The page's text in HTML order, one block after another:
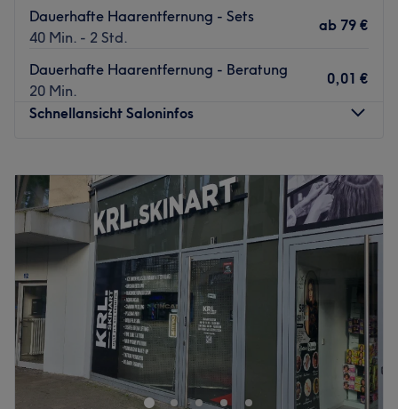
Dauerhafte Haarentfernung - Sets
40 Min. - 2 Std.
ab 79 €
Dauerhafte Haarentfernung - Beratung
20 Min.
0,01 €
Schnellansicht Saloninfos
Dienstag
10:00–18:00
Mittwoch
10:00–18:00
Donnerstag
10:00–18:00
Freitag
10:00–18:00
Samstag
10:00
Sonntag
Geschlossen
Willkommen bei slaser Köln – Wiener Platz.
In moderner und entspannter Atmosphäre erwartet dich
ein professionelles Beauty- und Laserstudio für
hochwertige Gesichtsbehandlungen und dauerhafte